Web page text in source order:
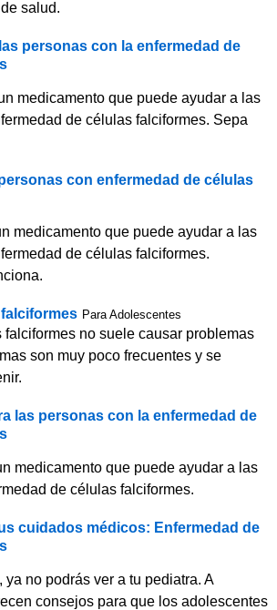
salud.
personas con la enfermedad de
medicamento que puede ayudar a las
de células falciformes. Sepa
con enfermedad de células
medicamento que puede ayudar a las
de células falciformes.
Para Adolescentes
falciformes no suele causar problemas
son muy poco frecuentes y se
las personas con la enfermedad de
medicamento que puede ayudar a las
de células falciformes.
cuidados médicos: Enfermedad de
ya no podrás ver a tu pediatra. A
consejos para que los adolescentes